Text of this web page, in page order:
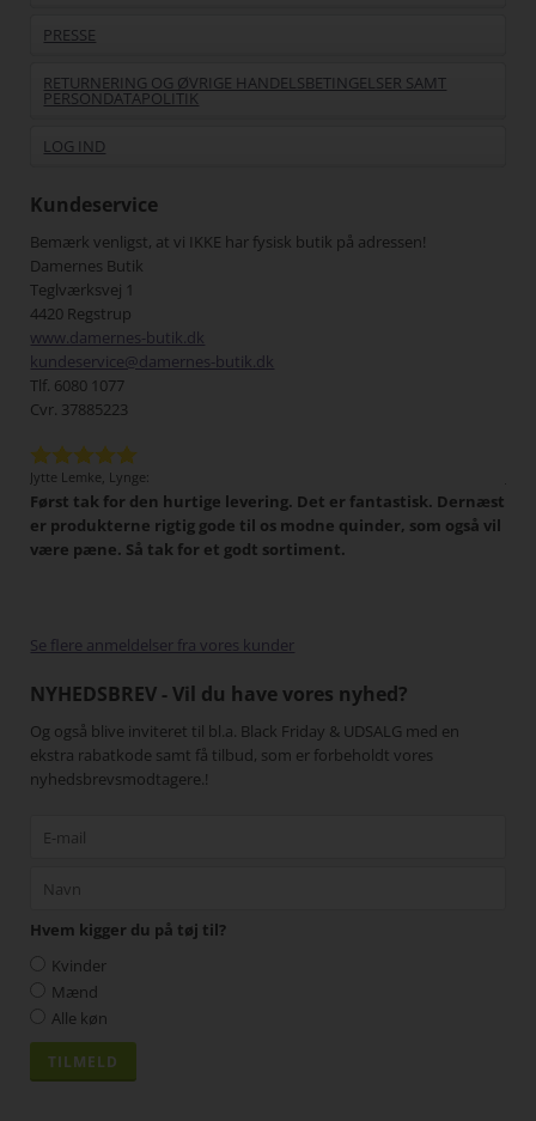
PRESSE
RETURNERING OG ØVRIGE HANDELSBETINGELSER SAMT
PERSONDATAPOLITIK
LOG IND
Kundeservice
Bemærk venligst, at vi IKKE har fysisk butik på adressen!
Damernes Butik
Teglværksvej 1
4420 Regstrup
www.damernes-butik.dk
kundeservice@damernes-butik.dk
Tlf. 6080 1077
Cvr. 37885223
Jytte Lemke, Lynge:
Først tak for den hurtige levering. Det er fantastisk. Dernæst
er produkterne rigtig gode til os modne quinder, som også vil
være pæne. Så tak for et godt sortiment.
Se flere anmeldelser fra vores kunder
NYHEDSBREV - Vil du have vores nyhed?
Og også blive inviteret til bl.a. Black Friday & UDSALG med en
ekstra rabatkode samt få tilbud, som er forbeholdt vores
nyhedsbrevsmodtagere.!
Hvem kigger du på tøj til?
Kvinder
Mænd
Alle køn